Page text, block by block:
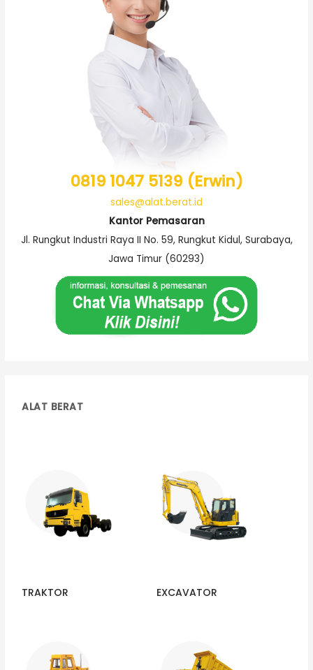
0819 1047 5139 (Erwin)
sales@alat.berat.id
Kantor Pemasaran
Jl. Rungkut Industri Raya II No. 59, Rungkut Kidul, Surabaya,
Jawa Timur (60293)
ALAT BERAT
TRAKTOR EXCAVATOR